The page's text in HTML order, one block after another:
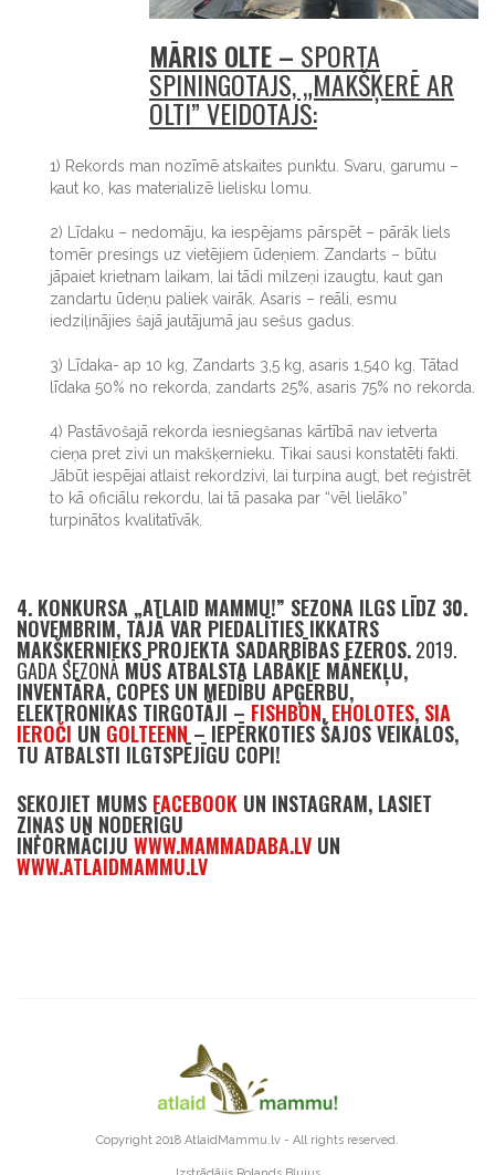
MĀRIS OLTE – SPORTA
SPININGOTĀJS, „MAKŠĶERĒ AR
OLTI” VEIDOTĀJS:
1) Rekords man nozīmē atskaites punktu. Svaru, garumu –
kaut ko, kas materializē lielisku lomu.
2) Līdaku – nedomāju, ka iespējams pārspēt – pārāk liels
tomēr presings uz vietējiem ūdeņiem. Zandarts – būtu
jāpaiet krietnam laikam, lai tādi milzeņi izaugtu, kaut gan
zandartu ūdeņu paliek vairāk. Asaris – reāli, esmu
iedziļinājies šajā jautājumā jau sešus gadus.
3) Līdaka- ap 10 kg, Zandarts 3,5 kg, asaris 1,540 kg. Tātad
līdaka 50% no rekorda, zandarts 25%, asaris 75% no rekorda.
4) Pastāvošajā rekorda iesniegšanas kārtībā nav ietverta
cieņa pret zivi un makšķernieku. Tikai sausi konstatēti fakti.
Jābūt iespējai atlaist rekordzivi, lai turpina augt, bet reģistrēt
to kā oficiālu rekordu, lai tā pasaka par “vēl lielāko”
turpinātos kvalitatīvāk.
4. KONKURSA „ATLAID MAMMU!” SEZONA ILGS LĪDZ 30.
NOVEMBRIM, TAJĀ VAR PIEDALĪTIES IKKATRS
MAKŠĶERNIEKS PROJEKTA SADARBĪBAS EZEROS.2019.
GADA SEZONĀ MŪS ATBALSTA LABĀKIE MĀNEKĻU,
INVENTĀRA, COPES UN MEDĪBU APĢĒRBU,
ELEKTRONIKAS TIRGOTĀJI – FISHBON, EHOLOTES, SIA
IEROČI UN GOLTEENN – IEPĒRKOTIES ŠAJOS VEIKALOS,
TU ATBALSTI ILGTSPĒJĪGU COPI!
SEKOJIET MUMS FACEBOOK UN INSTAGRAM, LASIET
ZIŅAS UN NODERĪGU
INFORMĀCIJU WWW.MAMMADABA.LV UN
WWW.ATLAIDMAMMU.LV
Copyright 2018 AtlaidMammu.lv - All rights reserved.